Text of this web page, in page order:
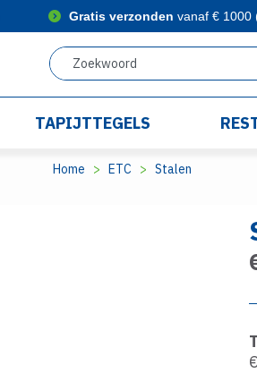
Gratis verzonden vanaf € 1000
TAPIJTTEGELS
Home ETC Stalen